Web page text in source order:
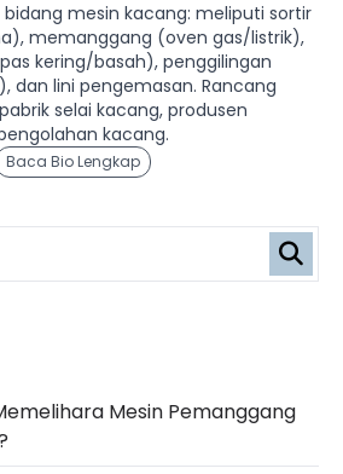
bidang mesin kacang: meliputi sortir
memanggang (oven gas/listrik),
kering/basah), penggilingan
lini pengemasan. Rancang
selai kacang, produsen
kacang.
Baca Bio Lengkap
Mesin Pemanggang